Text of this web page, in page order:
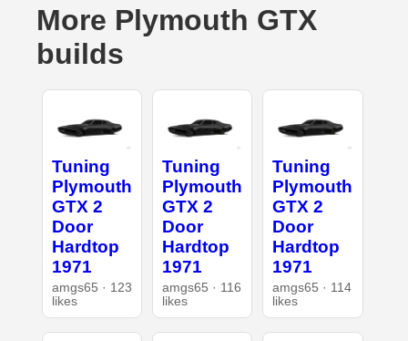
More Plymouth GTX
builds
Tuning
Plymouth
GTX 2
Door
Hardtop
1971
amgs65 · 123
likes
Tuning
Plymouth
GTX 2
Door
Hardtop
1971
amgs65 · 116
likes
Tuning
Plymouth
GTX 2
Door
Hardtop
1971
amgs65 · 114
likes